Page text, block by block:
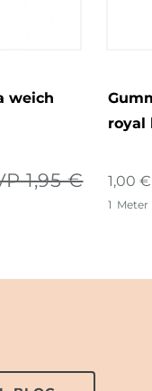
weich
1,95 €
royal
1,00
1 Meter